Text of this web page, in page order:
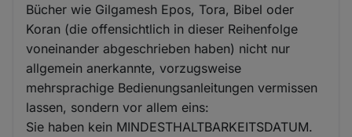
Bücher wie Gilgamesh Epos, Tora, Bibel oder
Koran (die offensichtlich in dieser Reihenfolge
voneinander abgeschrieben haben) nicht nur
allgemein anerkannte, vorzugsweise
mehrsprachige Bedienungsanleitungen vermissen
lassen, sondern vor allem eins:
Sie haben kein MINDESTHALTBARKEITSDATUM.